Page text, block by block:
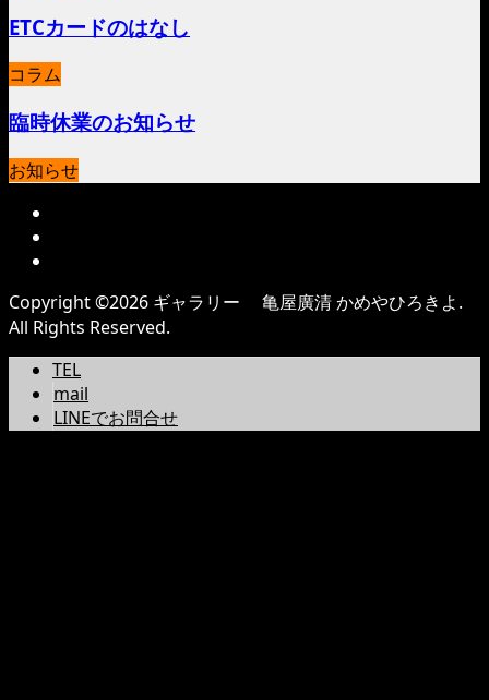
ETCカードのはなし
コラム
臨時休業のお知らせ
お知らせ
Copyright ©2026 ギャラリー 亀屋廣清 かめやひろきよ.
All Rights Reserved.
TEL
mail
LINEでお問合せ